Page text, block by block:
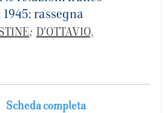
rassegna
; D'OTTAVIO,
Scheda completa